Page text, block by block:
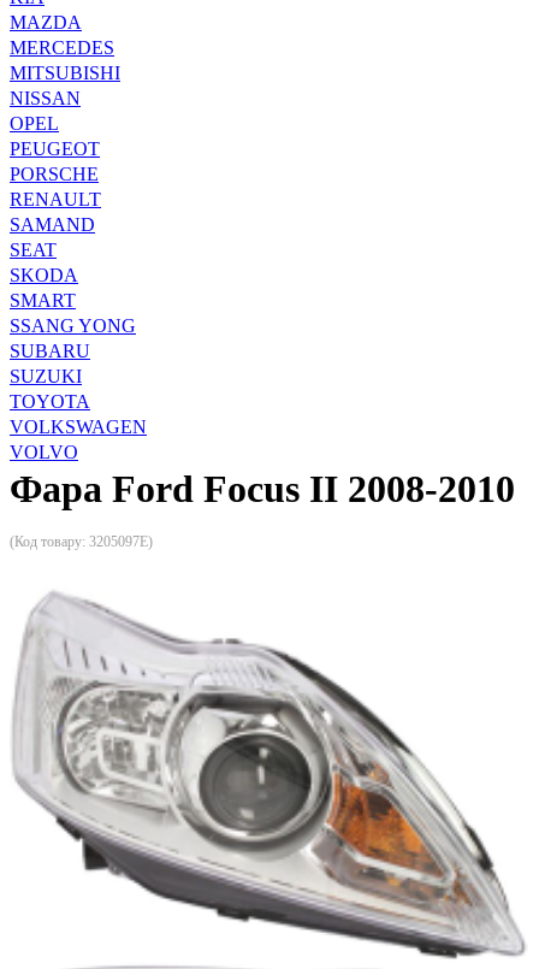
MAZDA
MERCEDES
MITSUBISHI
NISSAN
OPEL
PEUGEOT
PORSCHE
RENAULT
SAMAND
SEAT
SKODA
SMART
SSANG YONG
SUBARU
SUZUKI
TOYOTA
VOLKSWAGEN
VOLVO
Фара Ford Focus II 2008-2010
(Код товару: 3205097E)